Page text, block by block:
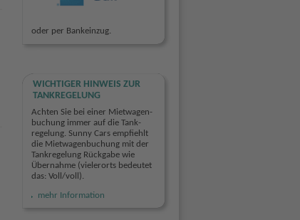
oder per Bankeinzug.
WICHTIGER HINWEIS ZUR
TANKREGELUNG
Achten Sie bei einer Miet­wagen­
buchung immer auf die Tank­
regelung. Sunny Cars empfiehlt
die Mietwagen­buchung mit der
Tank­regelung Rückgabe wie
Übernahme (vielerorts bedeutet
das: Voll/voll).
mehr Information